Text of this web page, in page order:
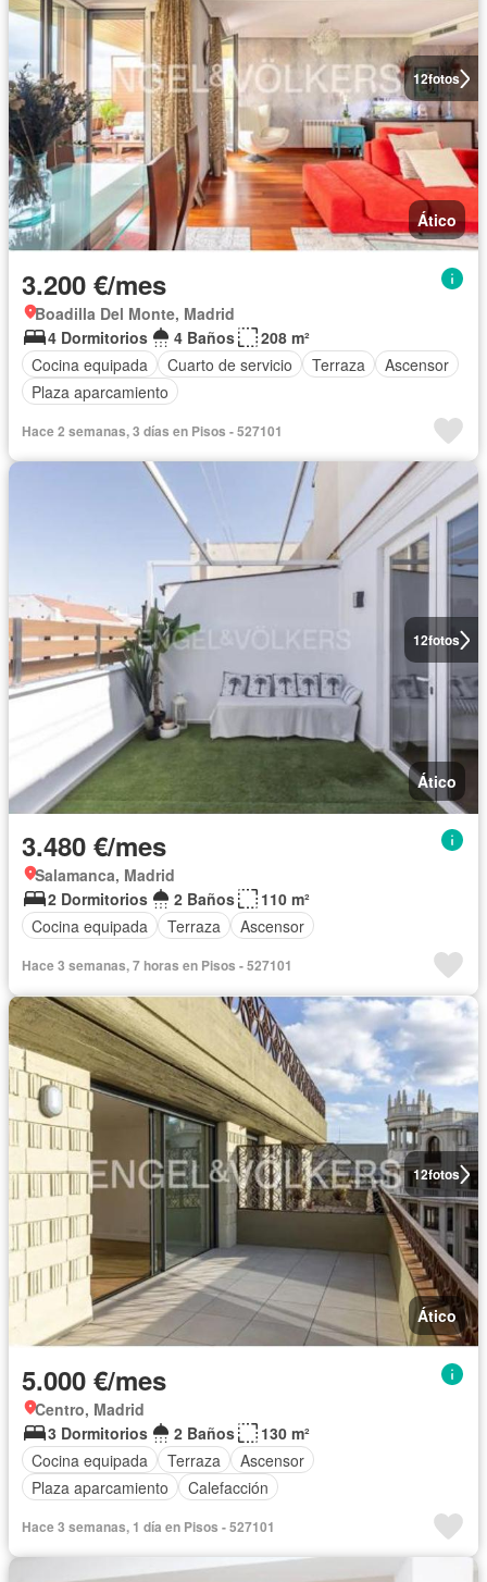
12fotos
Ático
3.200 €/mes
Boadilla Del Monte, Madrid
4 Dormitorios
4 Baños
208 m²
Cocina equipada
Cuarto de servicio Terraza
Ascensor
Plaza aparcamiento
Hace 2 semanas, 3 días en Pisos - 527101
12fotos
Ático
3.480 €/mes
Salamanca, Madrid
2 Dormitorios
2 Baños
110 m²
Cocina equipada
Terraza Ascensor
Hace 3 semanas, 7 horas en Pisos - 527101
12fotos
Ático
5.000 €/mes
Centro, Madrid
3 Dormitorios
2 Baños
130 m²
Cocina equipada
Terraza
Ascensor
Plaza aparcamiento
Calefacción
Hace 3 semanas, 1 día en Pisos - 527101